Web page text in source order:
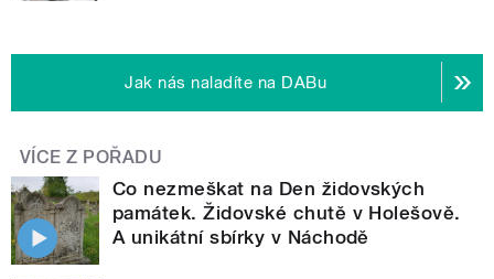
Jak nás naladíte na DABu
VÍCE Z POŘADU
Co nezmeškat na Den židovských
památek. Židovské chutě v Holešově.
A unikátní sbírky v Náchodě